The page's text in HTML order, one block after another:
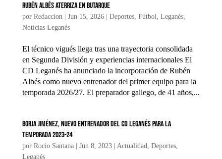
Rubén Albés aterriza en Butarque
por Redaccion | Jun 15, 2026| Deportes, Fútbol Leganés,
Noticias Leganés
El técnico vigués llega tras una trayectoria consolidada
en Segunda División y experiencias internacionales El
CD Leganés ha anunciado la incorporación de Rubén
Albés como nuevo entrenador del primer equipo para la
temporada 2026/27. El preparador gallego, de 41 años,...
Borja Jiménez, nuevo entrenador del CD Leganés para la
temporada 2023-24
por Rocio Santana| Jun 8, 2023| Actualidad Deportes,
Leganés